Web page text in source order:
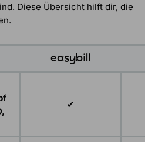
Diese Übersicht hilft dir, die
easybill
✔